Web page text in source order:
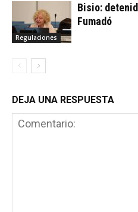
Regulaciones
Bisio:
Fumadó
DEJA UNA RESPUESTA